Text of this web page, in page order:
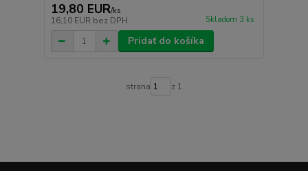
19,80 EUR/ks
16,10 EUR bez DPH Skladom 3 ks
Pridať do košíka
strana z 1